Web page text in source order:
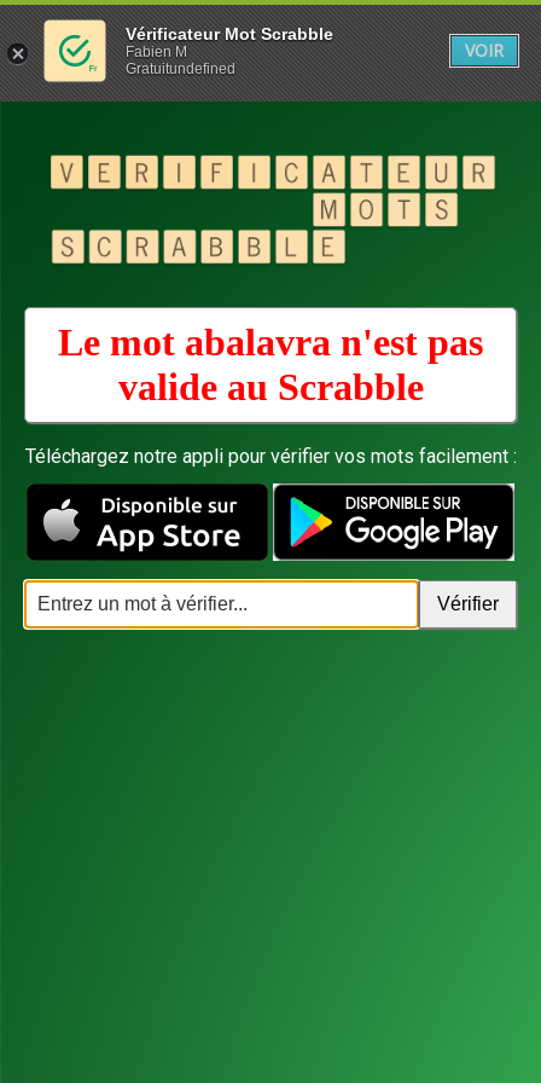
Le mot abalavra n'est pas
valide au Scrabble
Téléchargez notre appli pour vérifier vos mots facilement :
Vérificateur Mot Scrabble
Fabien M
Gratuitundefined
VOIR